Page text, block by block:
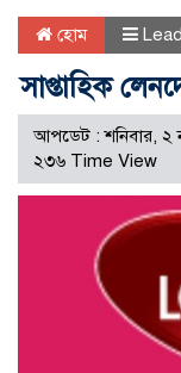
হোম
সাপ্তাহিক
আপডেট : শনিবার, ২
২৩৬ Time View